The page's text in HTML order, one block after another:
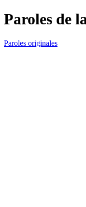
Paroles de
Paroles originales